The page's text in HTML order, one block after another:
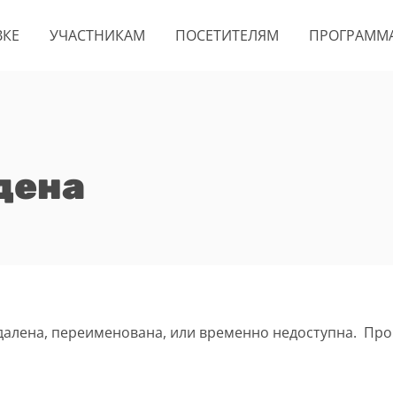
УЧАСТНИКАМ ПОСЕТИТЕЛЯМ
переименована, или временно недоступна.